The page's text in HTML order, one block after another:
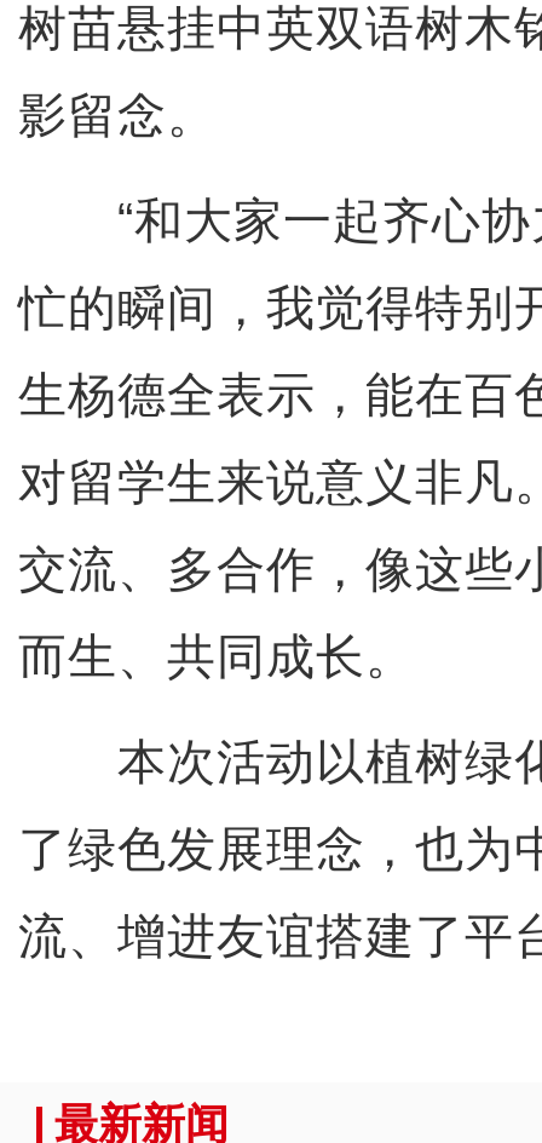
树苗悬挂中英双语树木
影留念。
“和大家一起齐心协
忙的瞬间，我觉得特别
生杨德全表示，能在百
对留学生来说意义非凡
交流、多合作，像这些
而生、共同成长。
本次活动以植树绿
了绿色发展理念，也为
流、增进友谊搭建了平
最新新闻